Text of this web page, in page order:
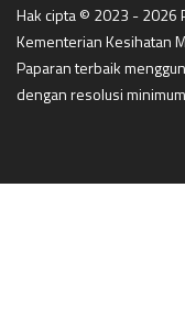
Hak cipta © 2023 - 2026
Kementerian Kesihatan
Paparan terbaik
dengan resolusi